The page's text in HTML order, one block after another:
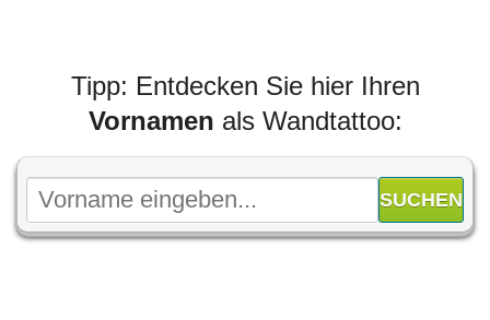
Tipp: Entdecken Sie hier Ihren
Vornamen als Wandtattoo: